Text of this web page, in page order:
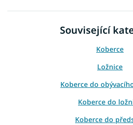
Související
Koberce
Ložnice
Koberce do
Koberce do
Koberce do